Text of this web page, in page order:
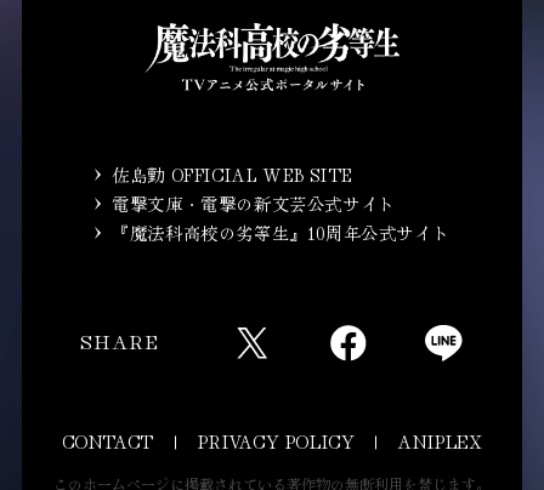
佐島勤 OFFICIAL WEB SITE
電撃文庫・電撃の新文芸公式サイト
『魔法科高校の劣等生』10周年公式サイト
SHARE
CONTACT PRIVACY POLICY ANIPLEX
このホームページに掲載されている著作物の無断利用を禁じます。